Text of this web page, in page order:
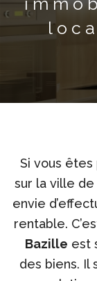
Si vous êtes
sur la ville
envie
rentable.
Bazille est
des biens. Il